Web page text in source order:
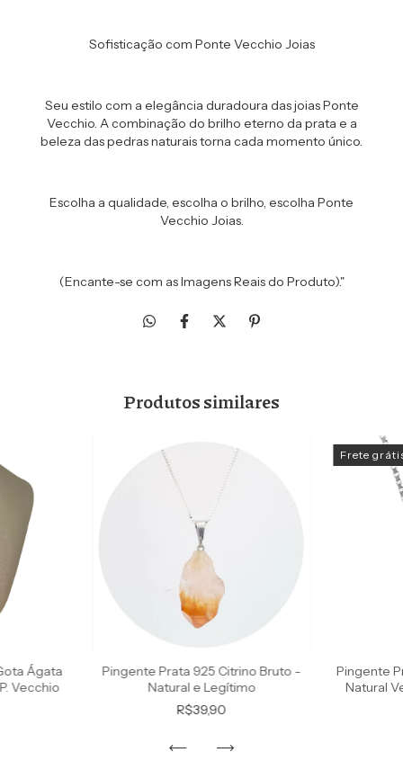
Sofisticação com Ponte Vecchio Joias
Seu estilo com a elegância duradoura das joias Ponte
Vecchio. A combinação do brilho eterno da prata e a
beleza das pedras naturais torna cada momento único.
Escolha a qualidade, escolha o brilho, escolha Ponte
Vecchio Joias.
(Encante-se com as Imagens Reais do Produto)."
Produtos similares
Ágata
Vecchio
Pingente Prata 925 Citrino Bruto -
Natural e Legítimo
R$39,90
Frete
Pingente
Natural